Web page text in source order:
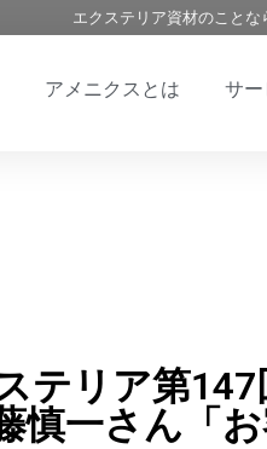
エクステリア資材のこと
アメニクスとは サー
テリア第
一さん「お